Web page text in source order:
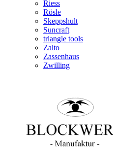
Riess
Rösle
Skeppshult
Suncraft
triangle tools
Zalto
Zassenhaus
Zwilling